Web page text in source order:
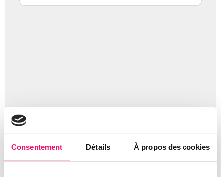
Consentement Détails À propos des cookies
Alle Antworten finden Sie in unserem FAQ-Bereich!
können mit Hilfe der Artikelsuche darauf zugreifen.